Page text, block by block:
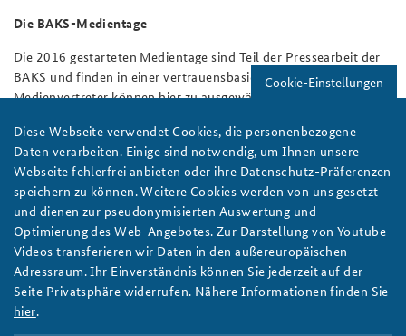
Die BAKS-Medientage
Die 2016 gestarteten Medientage sind Teil der Pressearbeit der
BAKS und finden in einer vertrauensbasierten Atmosphäre statt.
Medienvertreter können hier zu ausgewählten
erhalten und gemeinsam mit Experten und Praktikern aus
Behörden, Wissenschaft und zivilgesellschaftlichen
Organisationen diskutieren.Die Medientage richten sich
ausschließlich an Journalistinnen und Journalisten.Die
Einladung erfolgt über den Presseverteiler der BAKS, für den Sie
sichhieranmelden können. Weitere Informationen zu den
BAKS-Medientagen finden Sie hierund imPressespiegelzur
Veranstaltung.
Autoren:
Cookie-Einstellungen
Diese Webseite verwendet Cookies, die personenbezogene
Daten verarbeiten. Einige sind notwendig, um Ihnen unsere
Webseite fehlerfrei anbieten oder ihre Datenschutz-Präferenzen
speichern zu können. Weitere Cookies werden von uns gesetzt
und dienen zur pseudonymisierten Auswertung und
Optimierung des Web-Angebotes. Zur Darstellung von Youtube-
Videos transferieren wir Daten in den außereuropäischen
Adressraum. Ihr Einverständnis können Sie jederzeit auf der
Seite Privatsphäre widerrufen. Nähere Informationen finden Sie
hier.